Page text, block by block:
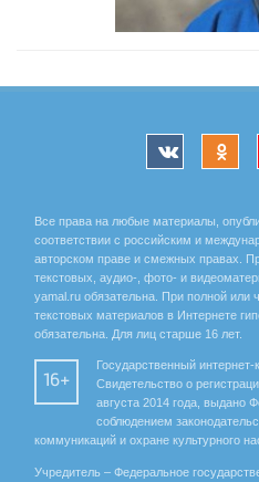
Все права на любые материалы,
соответствии с российским и
авторском праве и смежных правах.
текстовых, аудио-, фото- и
yamal.ru обязательна. При полной или
текстовых материалов в Интернете
обязательна. Для лиц старше 16 лет.
16+
Государственный
Свидетельство о
августа 2014 года, выдано
соблюдением
коммуникаций и охране культурного
Учредитель – Федеральное